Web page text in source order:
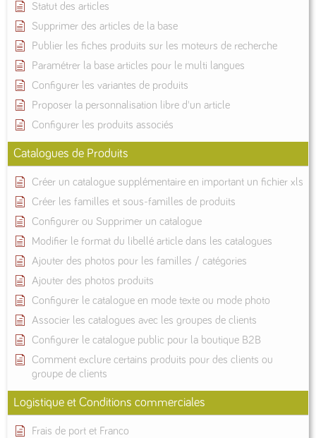
Statut des articles
Supprimer des articles de la base
Publier les fiches produits sur les moteurs de recherche
Paramétrer la base articles pour le multi langues
Configurer les variantes de produits
Proposer la personnalisation libre d'un article
Configurer les produits associés
Catalogues de Produits
Créer un catalogue supplémentaire en important un fichier xls
Créer les familles et sous-familles de produits
Configurer ou Supprimer un catalogue
Modifier le format du libellé article dans les catalogues
Ajouter des photos pour les familles / catégories
Ajouter des photos produits
Configurer le catalogue en mode texte ou mode photo
Associer les catalogues avec les groupes de clients
Configurer le catalogue public pour la boutique B2B
Comment exclure certains produits pour des clients ou
groupe de clients
Logistique et Conditions commerciales
Frais de port et Franco